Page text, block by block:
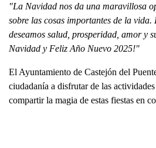
"La Navidad nos da una maravillosa
sobre las cosas importantes de la vida.
deseamos salud, prosperidad, amor y
Navidad y Feliz Año Nuevo 2025!"
El Ayuntamiento de Castejón del
ciudadanía a disfrutar de las
compartir la magia de estas fiestas en